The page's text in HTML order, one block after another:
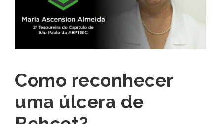
Como reconhecer
uma úlcera de